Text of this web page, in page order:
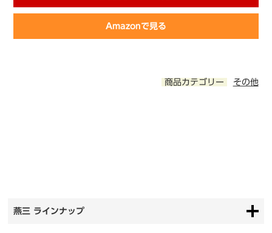
Amazonで見る
商品カテゴリー その他
燕三 ラインナップ